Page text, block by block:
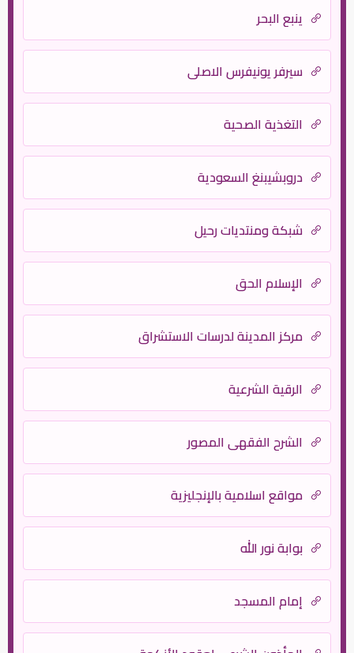
ينبع البحر
سيرفر يونيفرس الاصلى
التغذية الصحية
دروبشيبنغ السعودية
شبكة ومنتديات رحيل
الإسلام الحق
مركز المدينة لدرسات الاستشراق
الرقية الشرعية
الشرح الفقهي المصور
مواقع اسلامية بالإنجليزية
بوابة نور الله
إمام المسجد